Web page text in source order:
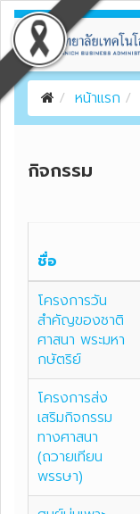
หน้าแรก
กิจกรรม
ชื่อ
โครงการวัน
สำคัญของชาติ
ศาสนา พระมหา
กษัตริย์
โครงการส่ง
เสริมกิจกรรม
ทางศาสนา
(ถวายเทียน
พรรษา)